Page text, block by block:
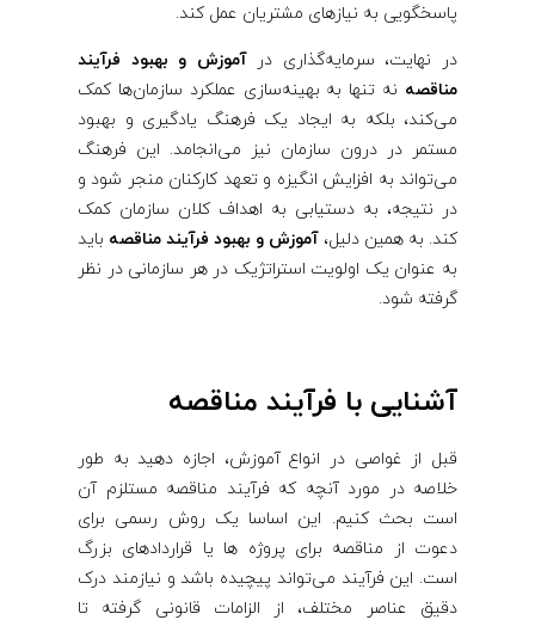
پاسخگویی به نیازهای مشتریان عمل کند.
در نهایت، سرمایه‌گذاری درآموزش و بهبود فرآیند
مناقصه نه تنها به بهینه‌سازی عملکرد سازمان‌ها کمک
می‌کند، بلکه به ایجاد یک فرهنگ یادگیری و بهبود
مستمر در درون سازمان نیز می‌انجامد. این فرهنگ
می‌تواند به افزایش انگیزه و تعهد کارکنان منجر شود و
در نتیجه، به دستیابی به اهداف کلان سازمان کمک
کند. به همین دلیل، آموزش و بهبود فرآیند مناقصه باید
به عنوان یک اولویت استراتژیک در هر سازمانی در نظر
گرفته شود.
آشنایی با فرآیند مناقصه
قبل از غواصی در انواع آموزش، اجازه دهید به طور
خلاصه در مورد آنچه که فرآیند مناقصه مستلزم آن
است بحث کنیم. این اساسا یک روش رسمی برای
دعوت از مناقصه برای پروژه ها یا قراردادهای بزرگ
است. این فرآیند می‌تواند پیچیده باشد و نیازمند درک
دقیق عناصر مختلف، از الزامات قانونی گرفته تا